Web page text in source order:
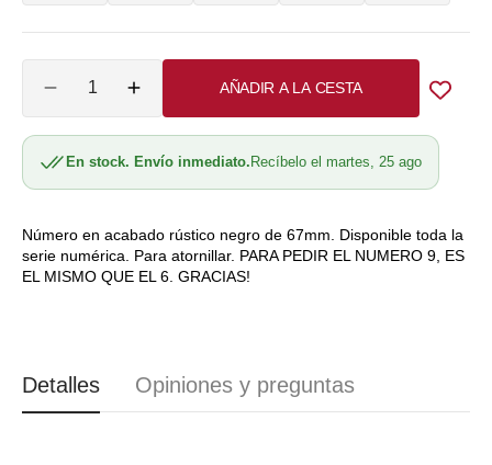
disponible
disponible
disponible
disponible
agotada
o
disponible
agotada
o
disponible
agotada
o
no
disponible
agotada
o
no
disponible
agotada
o
disponible
Reducir
cantidad
para
Número
rústico
Ferpasa
LN007
Aumentar
cantidad
para
Número
rústico
Ferpasa
LN007
AÑADIR A LA CESTA
En stock. Envío inmediato. Recíbelo el martes, 25 ago
Número en acabado rústico negro de 67mm. Disponible toda la
serie numérica. Para atornillar. PARA PEDIR EL NUMERO 9, ES
EL MISMO QUE EL 6. GRACIAS!
Detalles Opiniones y preguntas